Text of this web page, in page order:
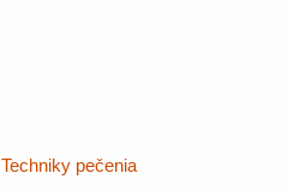
Techniky pečenia